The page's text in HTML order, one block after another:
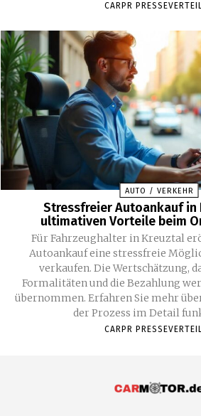
CARPR
AUTO / VERKEHR
Stressfreier Autoankauf in
ultimativen Vorteile beim
Für Fahrzeughalter in Kreuztal
Autoankauf eine stressfreie
verkaufen. Die Wertschätzung,
Formalitäten und die Bezahlung
übernommen. Erfahren Sie mehr
der Prozess im Detail
CARPR